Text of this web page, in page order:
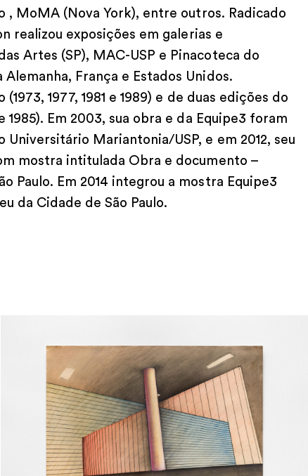
, MoMA (Nova York), entre outros. Radicado
realizou exposições em galerias e
Artes (SP), MAC-USP e Pinacoteca do
França e Estados Unidos.
1977, 1981 e 1989) e de duas edições do
Em 2003, sua obra e da Equipe3 foram
Mariantonia/USP, e em 2012, seu
mostra intitulada Obra e documento –
Paulo. Em 2014 integrou a mostra Equipe3
da Cidade de São Paulo.